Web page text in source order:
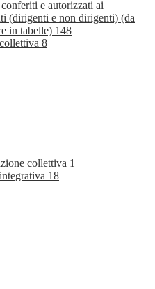
e autorizzati ai
(dirigenti e non dirigenti) (da
in tabelle) 148
8
collettiva 1
18